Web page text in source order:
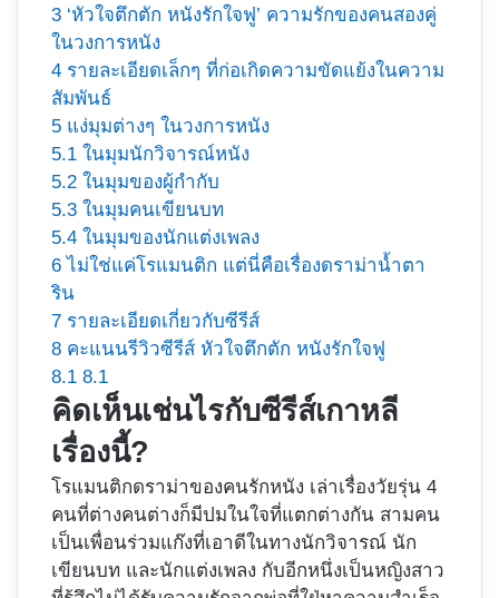
3 ‘หัวใจตึกตัก หนังรักใจฟู’ ความรักของคนสองคู่
ในวงการหนัง
4 รายละเอียดเล็กๆ ที่ก่อเกิดความขัดแย้งในความ
สัมพันธ์
5 แง่มุมต่างๆ ในวงการหนัง
5.1 ในมุมนักวิจารณ์หนัง
5.2 ในมุมของผู้กำกับ
5.3 ในมุมคนเขียนบท
5.4 ในมุมของนักแต่งเพลง
6 ไม่ใช่แค่โรแมนติก แต่นี่คือเรื่องดราม่าน้ำตา
ริน
7 รายละเอียดเกี่ยวกับซีรีส์
8 คะแนนรีวิวซีรีส์ หัวใจตึกตัก หนังรักใจฟู
8.1 8.1
คิดเห็นเช่นไรกับซีรีส์เกาหลี
เรื่องนี้?
โรแมนติกดราม่าของคนรักหนัง เล่าเรื่องวัยรุ่น 4
คนที่ต่างคนต่างก็มีปมในใจที่แตกต่างกัน สามคน
เป็นเพื่อนร่วมแก๊งที่เอาดีในทางนักวิจารณ์ นัก
เขียนบท และนักแต่งเพลง กับอีกหนึ่งเป็นหญิงสาว